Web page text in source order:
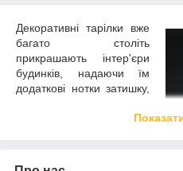
Декоративні тарілки вже
багато століть
прикрашають інтер'єри
будинків, надаючи їм
додаткові нотки затишку,
чарівності. Не втратили
сучасних умовах вони